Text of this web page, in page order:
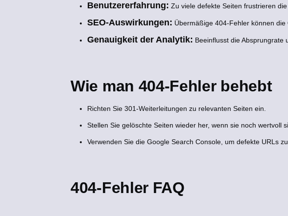
Benutzererfahrung: Zu viele defekte Seiten frustrieren die
SEO-Auswirkungen: Übermäßige 404-Fehler können die
Genauigkeit der Analytik: Beeinflusst die Absprungrate
Wie man 404-Fehler behebt
Richten Sie 301-Weiterleitungen zu relevanten Seiten ein.
Stellen Sie gelöschte Seiten wieder her, wenn sie noch wertvoll
Verwenden Sie die Google Search Console, um defekte URLs
404-Fehler FAQ